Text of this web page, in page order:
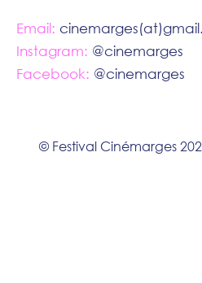
Email:
Instagram: @cinemarges
Facebook: @cinemarges
© Festival Cinémarges